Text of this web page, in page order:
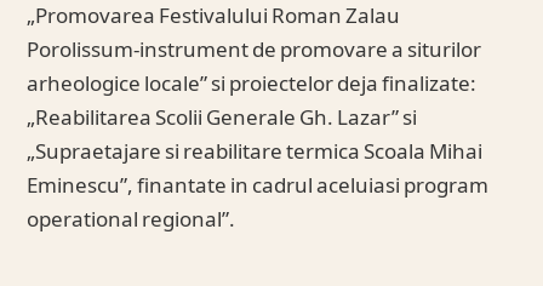
„Promovarea Festivalului Roman Zalau
Porolissum-instrument de promovare a siturilor
arheologice locale” si proiectelor deja finalizate:
„Reabilitarea Scolii Generale Gh. Lazar” si
„Supraetajare si reabilitare termica Scoala Mihai
Eminescu”, finantate in cadrul aceluiasi program
operational regional”.